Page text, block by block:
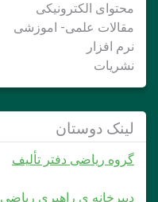
محتوای الکترونیکی
مقالات علمی- اموزشی
نرم افزار
نشریات
لینک دوستان
گروه ریاضی دفتر تألیف
دبیرخانه ی راهبری ریاضی